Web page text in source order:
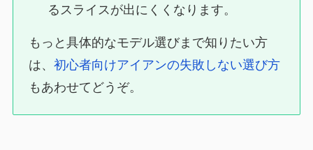
るスライスが出にくくなります。
もっと具体的なモデル選びまで知りたい方
は、初心者向けアイアンの失敗しない選び方
もあわせてどうぞ。